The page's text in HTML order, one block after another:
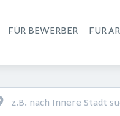
FÜR BEWERBER FÜR